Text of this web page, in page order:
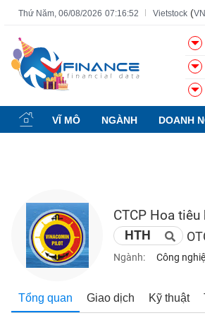
Thứ Năm, 06/08/2026 07:16:53 Vietstock (VN
VĨ MÔ NGÀNH DOANH
CTCP Hoa tiêu
HTH
Ngành: Công
Tổng quan Giao dịch Kỹ thuật
Tất cả Tính năng Ngành Mã
Tính
năng
(-)
CHỨNG
KHOÁN
NGHIỆP